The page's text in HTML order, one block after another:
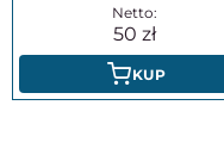
50
KUP